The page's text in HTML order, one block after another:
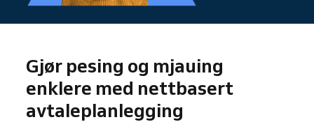
Gjør pesing og mjauing
enklere med nettbasert
avtaleplanlegging